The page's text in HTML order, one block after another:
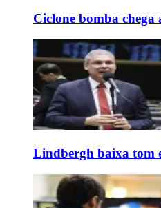
Ciclone bomba
Lindbergh baixa tom